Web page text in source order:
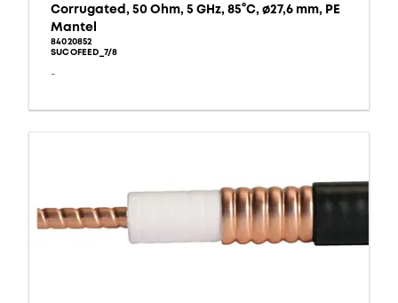
Corrugated, 50 Ohm, 5 GHz, 85°C, ø27,6 mm, PE
Mantel
84020852
SUCOFEED_7/8
-